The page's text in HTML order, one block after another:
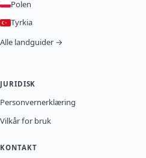
Polen
Tyrkia
Alle landguider →
JURIDISK
Personvernerklæring
Vilkår for bruk
KONTAKT